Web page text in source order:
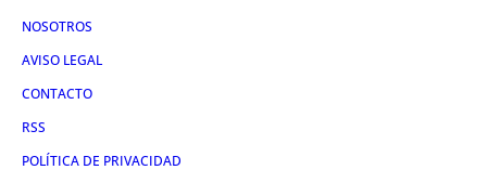
NOSOTROS
AVISO LEGAL
CONTACTO
RSS
POLÍTICA DE PRIVACIDAD